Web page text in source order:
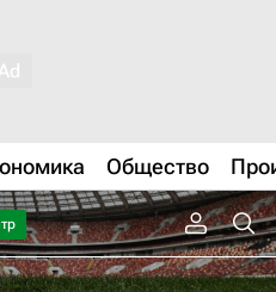
Общество